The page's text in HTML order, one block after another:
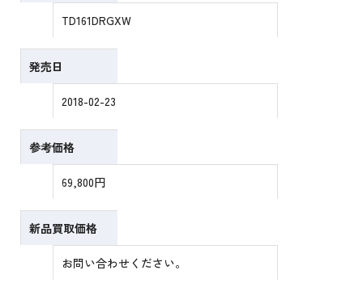
TD161DRGXW
発売日
2018-02-23
参考価格
69,800円
新品買取価格
お問い合わせください。